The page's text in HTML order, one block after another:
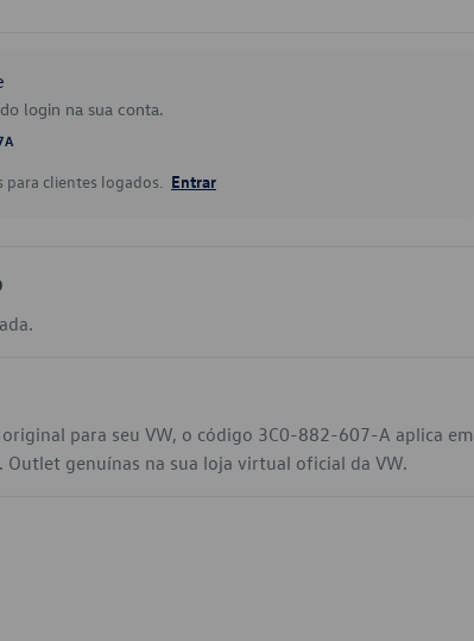
login na sua conta.
clientes logados. Entrar
para seu VW, o código 3C0-882-607-A aplica em
Outlet genuínas na sua loja virtual oficial da VW.